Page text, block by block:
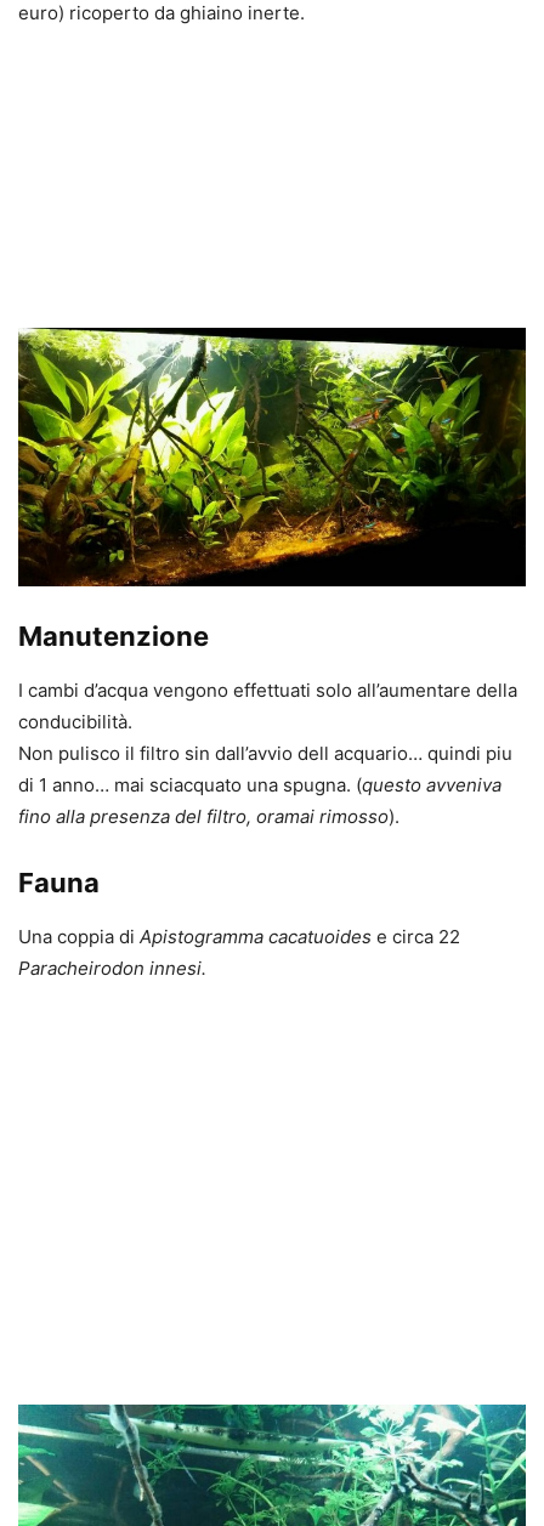
euro) ricoperto da ghiaino inerte.
Manutenzione
I cambi d’acqua vengono effettuati solo all’aumentare della
conducibilità.
Non pulisco il filtro sin dall’avvio dell acquario… quindi piu
di 1 anno… mai sciacquato una spugna. (questo avveniva
fino alla presenza del filtro, oramai rimosso).
Fauna
Una coppia di Apistogramma cacatuoides e circa 22
Paracheirodon innesi.